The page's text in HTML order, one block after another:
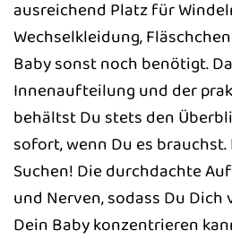
ausreichend Platz für
Wechselkleidung,
Baby sonst noch benötigt.
Innenaufteilung und der
behältst Du stets den
sofort, wenn Du es
Suchen! Die durchdachte
und Nerven, sodass Du
Dein Baby konzentrieren